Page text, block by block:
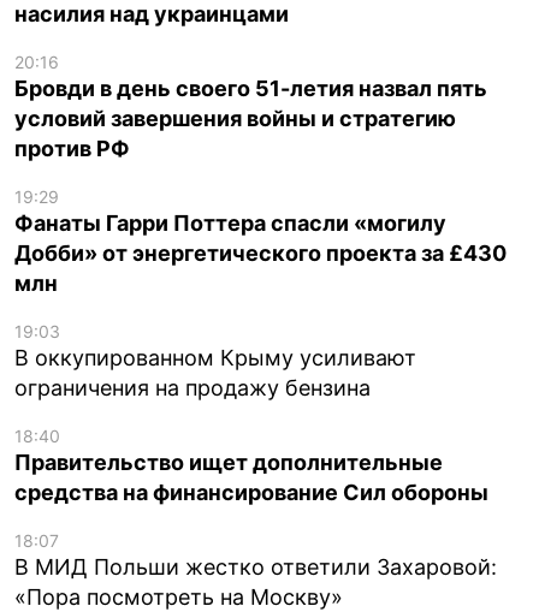
насилия над украинцами
20:16
Бровди в день своего 51-летия назвал пять
условий завершения войны и стратегию
против РФ
19:29
Фанаты Гарри Поттера спасли «могилу
Добби» от энергетического проекта за £430
млн
19:03
В оккупированном Крыму усиливают
ограничения на продажу бензина
18:40
Правительство ищет дополнительные
средства на финансирование Сил обороны
18:07
В МИД Польши жестко ответили Захаровой:
«Пора посмотреть на Москву»